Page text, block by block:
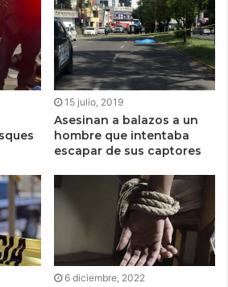
15 julio, 2019
Asesinan a balazos a un
hombre que intentaba
escapar de sus captores
6 diciembre, 2022